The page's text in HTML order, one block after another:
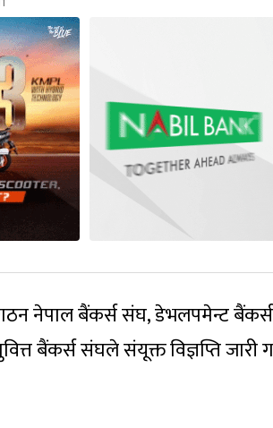
नेपाल बैंकर्स संघ, डेभलपमेन्ट बैंकर्स
बैंकर्स संघले संयूक्त विज्ञप्ति जारी